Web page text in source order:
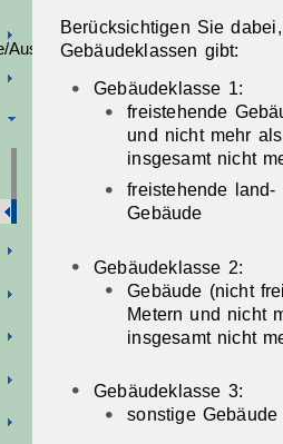
Ausschreibungen
Berücksichtigen Sie
Gebäudeklassen gibt:
Gebäudeklasse 1:
freistehende
und nicht mehr
insgesamt nicht
freistehende land-
Gebäude
Gebäudeklasse 2:
Gebäude (nicht
Metern und nicht
insgesamt nicht
Gebäudeklasse 3:
sonstige